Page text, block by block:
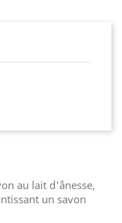
au lait d'ânesse,
un savon